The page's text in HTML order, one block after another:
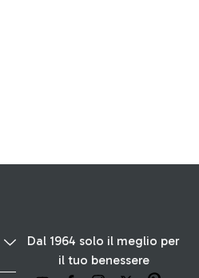
Dal 1964 solo il meglio per
il tuo benessere